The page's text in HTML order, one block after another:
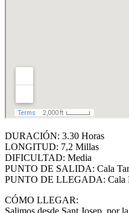
DURACIÓN: 3.30 Horas
LONGITUD: 7,2 Millas
DIFICULTAD: Media
PUNTO DE SALIDA: Cala
PUNTO DE LLEGADA: Cala
CÓMO LLEGAR:
Salimos desde Sant Josep, por